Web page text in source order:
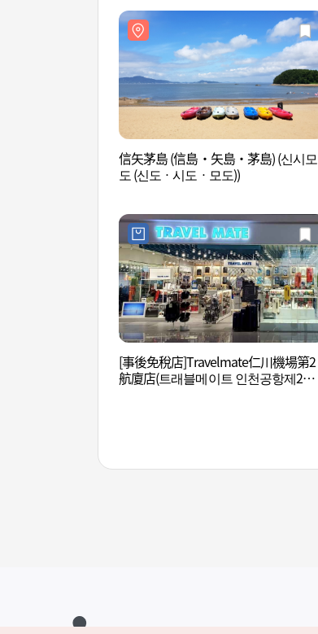
信矢茅島 (信島・矢島・茅島) (신시모
도 (신도ㆍ시도ㆍ모도))
[事後免稅店]Travelmate仁川機場第2
航廈店(트래블메이트 인천공항제2여